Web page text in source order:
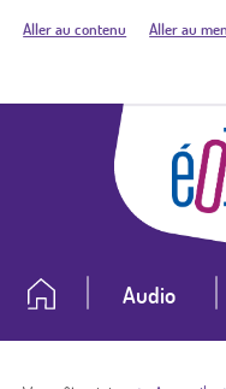
Aller au contenu Aller au
Audio